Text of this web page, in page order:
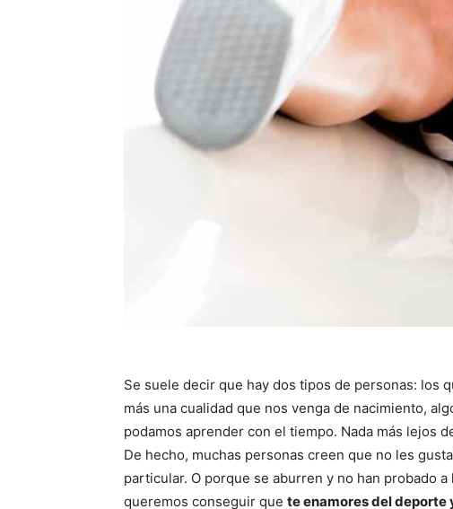
Se suele decir que hay dos tipos de personas: los
más una cualidad que nos venga de nacimiento,
podamos aprender con el tiempo. Nada más lejos
De hecho, muchas personas creen que no les
particular. O porque se aburren y no han probado
queremos conseguir que te enamores del deporte